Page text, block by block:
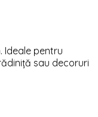
Ideale pentru
sau decoruri